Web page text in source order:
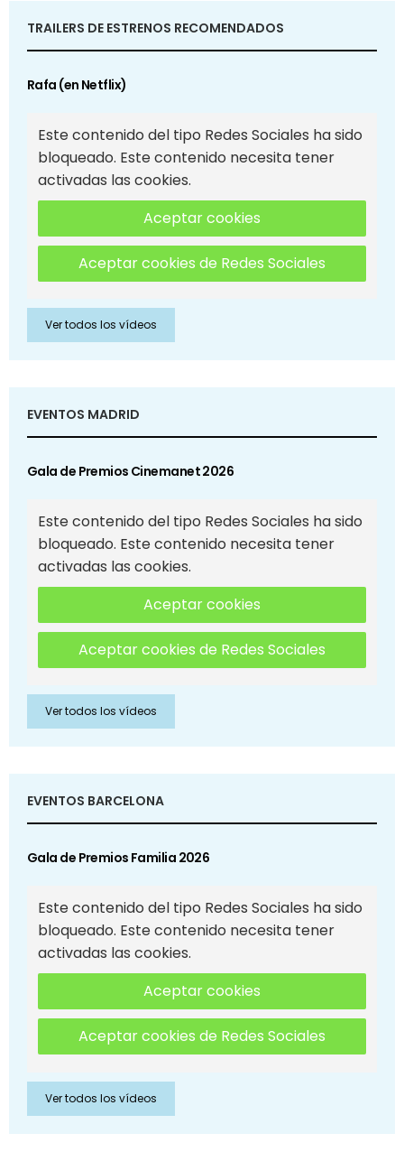
TRAILERS DE ESTRENOS RECOMENDADOS
Rafa (en Netflix)
Este contenido del tipo Redes Sociales ha sido
bloqueado. Este contenido necesita tener
activadas las cookies.
Aceptar cookies
Aceptar cookies de Redes Sociales
Ver todos los vídeos
EVENTOS MADRID
Gala de Premios Cinemanet 2026
Este contenido del tipo Redes Sociales ha sido
bloqueado. Este contenido necesita tener
activadas las cookies.
Aceptar cookies
Aceptar cookies de Redes Sociales
Ver todos los vídeos
EVENTOS BARCELONA
Gala de Premios Familia 2026
Este contenido del tipo Redes Sociales ha sido
bloqueado. Este contenido necesita tener
activadas las cookies.
Aceptar cookies
Aceptar cookies de Redes Sociales
Ver todos los vídeos